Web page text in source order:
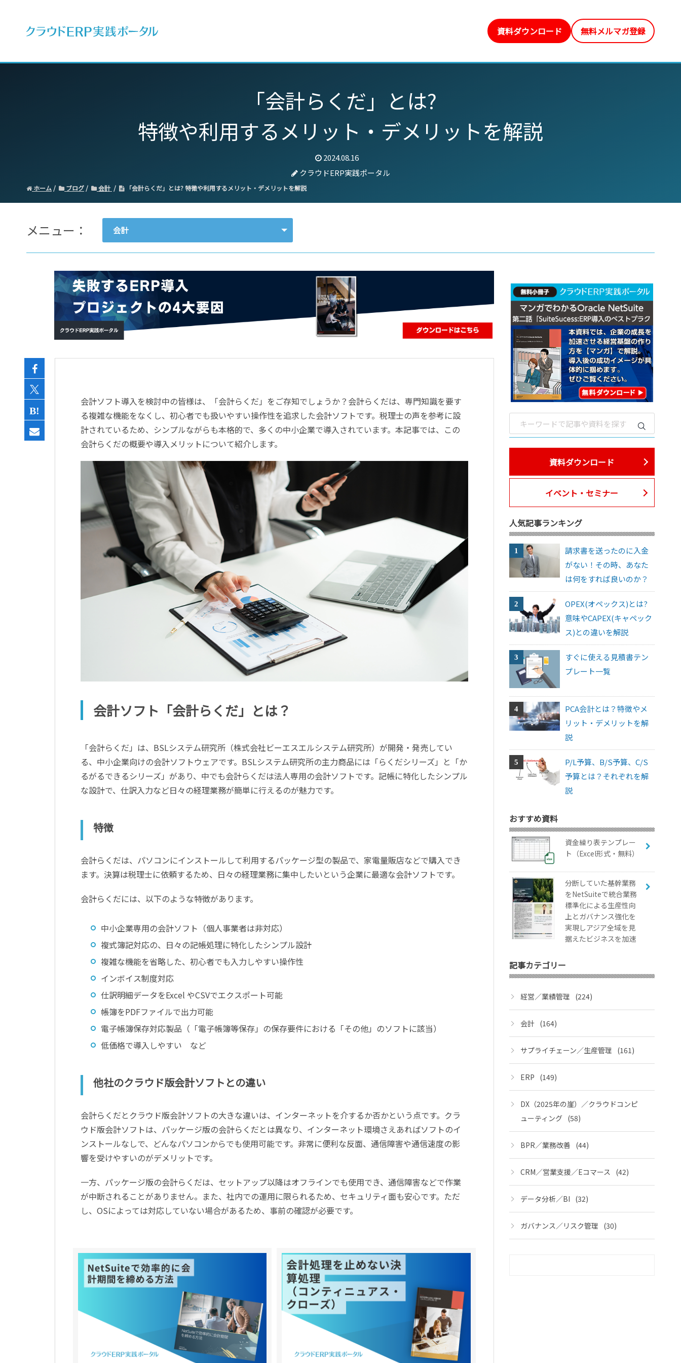
資料ダウンロード 無料メルマガ登録
「会計らくだ」とは?
特徴や利用するメリット・デメリットを解説
2024.08.16
クラウドERP実践ポータル
ホーム ブログ 会計 「会計らくだ」とは? 特徴や利用するメリット・デメリットを解説
メニュー： 会計
会計
経営／業績管理
サプライチェーン／生産管理
CRM／営業支援／Eコマース
データ分析／BI
会計ソフト導入を検討中の皆様は、「会計らくだ」をご存知でしょうか？会計らくだは、専門知識を要す
る複雑な機能をなくし、初心者でも扱いやすい操作性を追求した会計ソフトです。税理士の声を参考に設
計されているため、シンプルながらも本格的で、多くの中小企業で導入されています。本記事では、この
会計らくだの概要や導入メリットについて紹介します。
会計ソフト「会計らくだ」とは？
「会計らくだ」は、BSLシステム研究所（株式会社ビーエスエルシステム研究所）が開発・発売してい
る、中小企業向けの会計ソフトウェアです。BSLシステム研究所の主力商品には「らくだシリーズ」と「か
るがるできるシリーズ」があり、中でも会計らくだは法人専用の会計ソフトです。記帳に特化したシンプル
な設計で、仕訳入力など日々の経理業務が簡単に行えるのが魅力です。
特徴
会計らくだは、パソコンにインストールして利用するパッケージ型の製品で、家電量販店などで購入でき
ます。決算は税理士に依頼するため、日々の経理業務に集中したいという企業に最適な会計ソフトです。
会計らくだには、以下のような特徴があります。
中小企業専用の会計ソフト（個人事業者は非対応）
複式簿記対応の、日々の記帳処理に特化したシンプル設計
複雑な機能を省略した、初心者でも入力しやすい操作性
インボイス制度対応
仕訳明細データをExcel やCSVでエクスポート可能
帳簿をPDFファイルで出力可能
電子帳簿保存対応製品（「電子帳簿等保存」の保存要件における「その他」のソフトに該当）
低価格で導入しやすい など
他社のクラウド版会計ソフトとの違い
会計らくだとクラウド版会計ソフトの大きな違いは、インターネットを介するか否かという点です。クラ
ウド版会計ソフトは、パッケージ版の会計らくだとは異なり、インターネット環境さえあればソフトのイ
ンストールなしで、どんなパソコンからでも使用可能です。非常に便利な反面、通信障害や通信速度の影
響を受けやすいのがデメリットです。
一方、パッケージ版の会計らくだは、セットアップ以降はオフラインでも使用でき、通信障害などで作業
が中断されることがありません。また、社内での運用に限られるため、セキュリティ面も安心です。ただ
し、OSによっては対応していない場合があるため、事前の確認が必要です。
資料ダウンロード
イベント・セミナー
人気記事ランキング
請求書を送ったのに入金
がない！その時、あなた
は何をすれば良いのか？
OPEX(オペックス)とは?
意味やCAPEX(キャペック
ス)との違いを解説
すぐに使える見積書テン
プレート一覧
PCA会計とは？特徴やメ
リット・デメリットを解
説
P/L予算、B/S予算、C/S
予算とは？それぞれを解
説
おすすめ資料
資金繰り表テンプレー
ト（Excel形式・無料）
分断していた基幹業務
をNetSuiteで統合業務
標準化による生産性向
上とガバナンス強化を
実現しアジア全域を見
据えたビジネスを加速
記事カテゴリー
経営／業績管理 (224)
会計 (164)
サプライチェーン／生産管理 (161)
ERP (149)
DX（2025年の崖）／クラウドコンピ
ューティング (58)
BPR／業務改善 (44)
CRM／営業支援／Eコマース (42)
データ分析／BI (32)
ガバナンス／リスク管理 (30)